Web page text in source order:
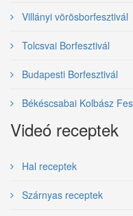
Villányi vörösborfesztivál
Tolcsvai Borfesztivál
Budapesti Borfesztivál
Békéscsabai Kolbász
Videó receptek
Hal receptek
Szárnyas receptek